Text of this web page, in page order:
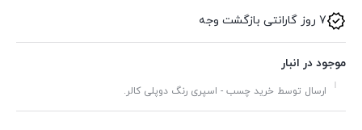
7 روز گارانتی بازگشت وجه
موجود در انبار
ارسال توسط خرید چسب - اسپری رنگ دوپلی کالر.